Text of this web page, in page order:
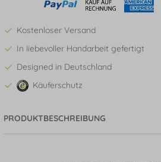
Kostenloser Versand
In liebevoller Handarbeit gefertigt
Designed in Deutschland
Käuferschutz
PRODUKTBESCHREIBUNG